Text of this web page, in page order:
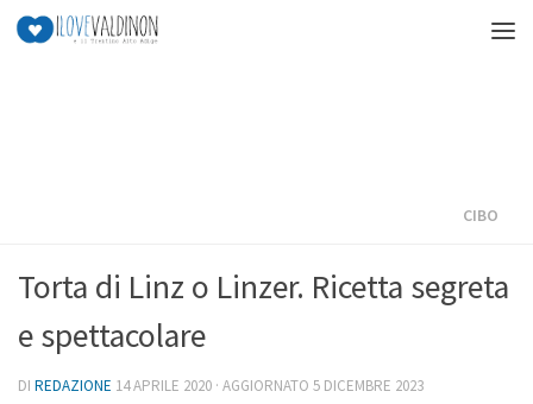
Salta al contenuto
CIBO
Torta di Linz o Linzer. Ricetta segreta
e spettacolare
DI REDAZIONE 14 APRILE 2020 · AGGIORNATO 5 DICEMBRE 2023